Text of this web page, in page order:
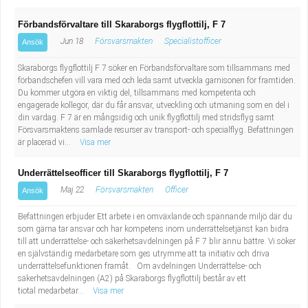
Förbandsförvaltare till Skaraborgs flygflottilj, F 7
Ansök Jun 18 Försvarsmakten Specialistofficer
Skaraborgs flygflottilj F 7 söker en Förbandsförvaltare som tillsammans med
förbandschefen vill vara med och leda samt utveckla garnisonen för framtiden.
Du kommer utgöra en viktig del, tillsammans med kompetenta och
engagerade kollegor, där du får ansvar, utveckling och utmaning som en del i
din vardag. F 7 är en mångsidig och unik flygflottilj med stridsflyg samt
Försvarsmaktens samlade resurser av transport- och specialflyg. Befattningen
är placerad vi...
Visa mer
Underrättelseofficer till Skaraborgs flygflottilj, F 7
Ansök Maj 22 Försvarsmakten Officer
Befattningen erbjuder Ett arbete i en omväxlande och spännande miljö där du
som gärna tar ansvar och har kompetens inom underrättelsetjänst kan bidra
till att underrättelse- och säkerhetsavdelningen på F 7 blir ännu bättre. Vi söker
en självständig medarbetare som ges utrymme att ta initiativ och driva
underrättelsefunktionen framåt. Om avdelningen Underrättelse- och
säkerhetsavdelningen (A2) på Skaraborgs flygflottilj består av ett
tiotal medarbetar...
Visa mer